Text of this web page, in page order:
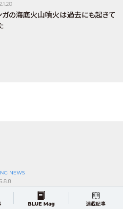
ガの海底火山噴火は過去にも起きて
NEWS
い詰めた流氷の海――水中写真家・茂
太氏が写真集『レプンユカラ 北の
BLUE Mag 連載記事